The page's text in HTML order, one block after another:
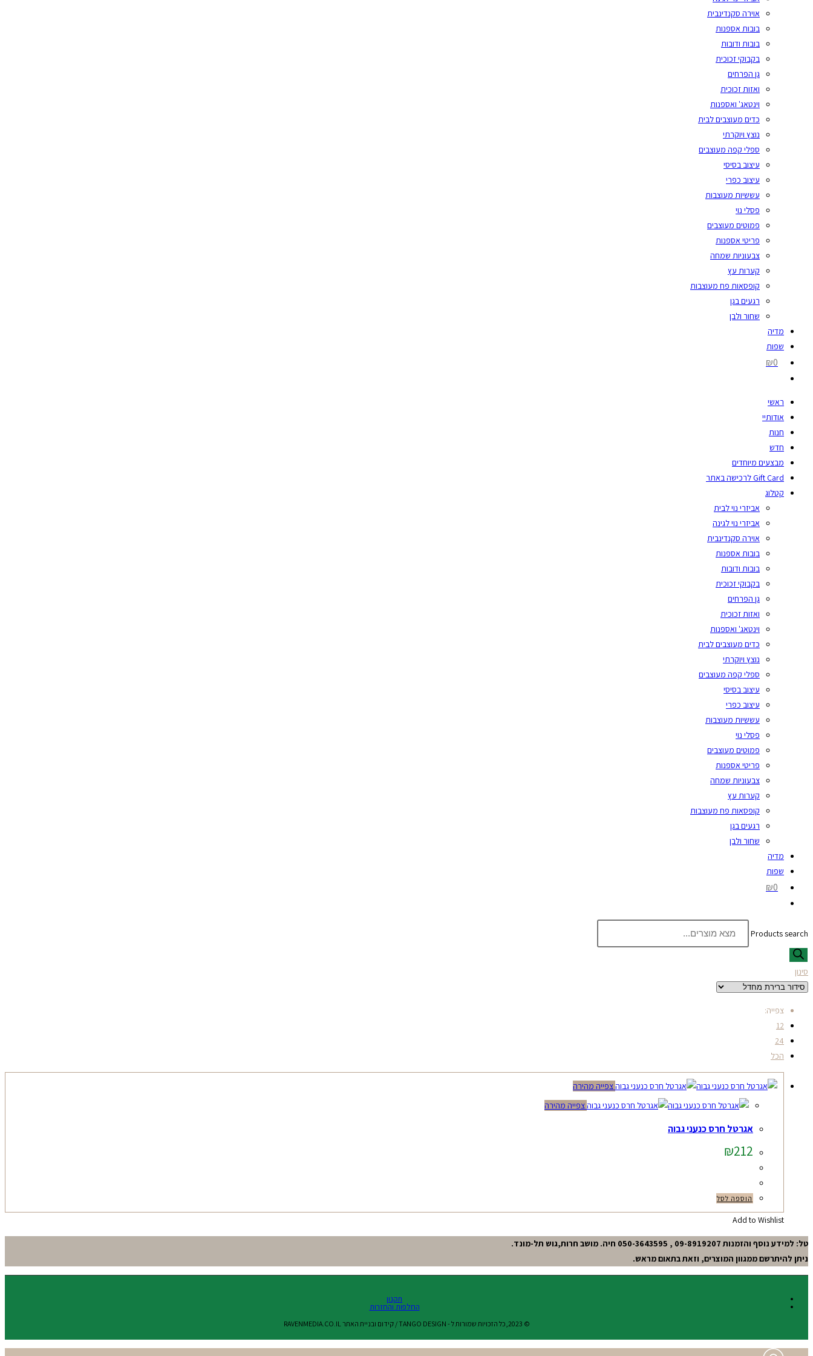
אוירה סקנדינבית
בובות אספנות
בובות ודובות
בקבוקי זכוכית
גן הפרחים
ואזות זכוכית
וינטאג' ואספנות
כדים מעוצבים לבית
נוצץ ויוקרתי
ספלי קפה מעוצבים
עיצוב בסיסי
עיצוב כפרי
עששיות מעוצבות
פסלי נוי
פמוטים מעוצבים
פריטי אספנות
צבעוניות שמחה
קערות עץ
קופסאות פח מעוצבות
רגעים בגן
שחור ולבן
מדיה
שפות
₪0
ראשי
אודותיי
חנות
חדש
מבצעים מיוחדים
Gift Card לרכישה באתר
קטלוג
אביזרי נוי לבית
אביזרי נוי לגינה
אוירה סקנדינבית
בובות אספנות
בובות ודובות
בקבוקי זכוכית
גן הפרחים
ואזות זכוכית
וינטאג' ואספנות
כדים מעוצבים לבית
נוצץ ויוקרתי
ספלי קפה מעוצבים
עיצוב בסיסי
עיצוב כפרי
עששיות מעוצבות
פסלי נוי
פמוטים מעוצבים
פריטי אספנות
צבעוניות שמחה
קערות עץ
קופסאות פח מעוצבות
רגעים בגן
שחור ולבן
מדיה
שפות
₪0
Products search
סינון
צפייה:
12
24
הכל
צפייה מהירה
צפייה מהירה
אגרטל חרס כנעני גבוה
₪212
הוספה לסל
Add to Wishlist
טל: למידע נוסף והזמנות 09-8919207 , 050-3643595 חיה. מושב חרות,גוש תל-מונד.
ניתן להיתרשם ממגוון המוצרים, וזאת בתאום מראש.
תקנון
החלפות והחזרות
© 2023,כל הזכויות שמורות ל - TANGO DESIGN / קידום ובניית האתר RAVENMEDIA.CO.IL